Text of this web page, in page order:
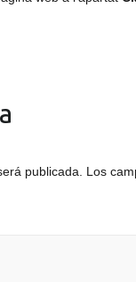
publicada.
Los